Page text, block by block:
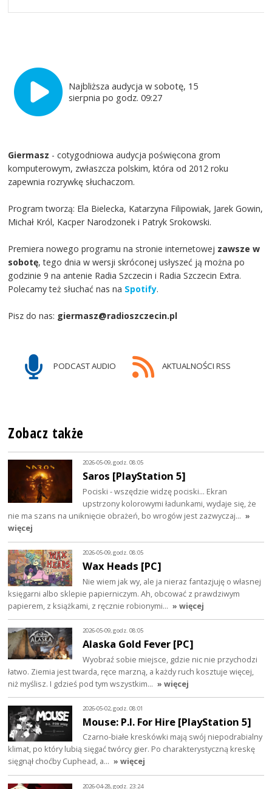
Najbliższa audycja w sobotę, 15
sierpnia po godz. 09:27
Giermasz - cotygodniowa audycja poświęcona grom
komputerowym, zwłaszcza polskim, która od 2012 roku
zapewnia rozrywkę słuchaczom.
Program tworzą: Ela Bielecka, Katarzyna Filipowiak, Jarek Gowin,
Michał Król, Kacper Narodzonek i Patryk Srokowski.
Premiera nowego programu na stronie internetowej zawsze w
sobotę, tego dnia w wersji skróconej usłyszeć ją można po
godzinie 9 na antenie Radia Szczecin i Radia Szczecin Extra.
Polecamy też słuchać nas na Spotify.
Pisz do nas: giermasz@radioszczecin.pl
PODCAST AUDIO AKTUALNOŚCI RSS
Zobacz także
2026-05-09, godz. 08:05
Saros [PlayStation 5]
Pociski - wszędzie widzę pociski... Ekran
upstrzony kolorowymi ładunkami, wydaje się, że
nie ma szans na uniknięcie obrażeń, bo wrogów jest zazwyczaj… »
więcej
2026-05-09, godz. 08:05
Wax Heads [PC]
Nie wiem jak wy, ale ja nieraz fantazjuję o własnej
księgarni albo sklepie papierniczym. Ah, obcować z prawdziwym
papierem, z książkami, z ręcznie robionymi… » więcej
2026-05-09, godz. 08:05
Alaska Gold Fever [PC]
Wyobraź sobie miejsce, gdzie nic nie przychodzi
łatwo. Ziemia jest twarda, ręce marzną, a każdy ruch kosztuje więcej,
niż myślisz. I gdzieś pod tym wszystkim… » więcej
2026-05-02, godz. 08:01
Mouse: P.I. For Hire [PlayStation 5]
Czarno-białe kreskówki mają swój niepodrabialny
klimat, po który lubią sięgać twórcy gier. Po charakterystyczną kreskę
sięgnął choćby Cuphead, a… » więcej
2026-04-28, godz. 23:24